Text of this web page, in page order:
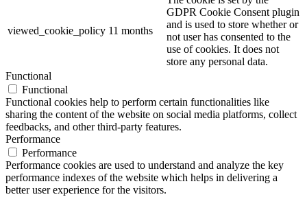
viewed_cookie_policy 11 months
GDPR Cookie Consent plugin
and is used to store whether or
not user has consented to the
use of cookies. It does not
store any personal data.
Functional
Functional
Functional cookies help to perform certain functionalities like
sharing the content of the website on social media platforms, collect
feedbacks, and other third-party features.
Performance
Performance
Performance cookies are used to understand and analyze the key
performance indexes of the website which helps in delivering a
better user experience for the visitors.